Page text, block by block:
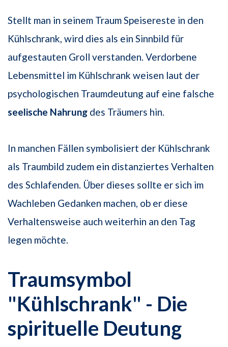
Stellt man in seinem Traum Speisereste in den
Kühlschrank, wird dies als ein Sinnbild für
aufgestauten Groll verstanden. Verdorbene
Lebensmittel im Kühlschrank weisen laut der
psychologischen Traumdeutung auf eine falsche
seelische Nahrung des Träumers hin.
In manchen Fällen symbolisiert der Kühlschrank
als Traumbild zudem ein distanziertes Verhalten
des Schlafenden. Über dieses sollte er sich im
Wachleben Gedanken machen, ob er diese
Verhaltensweise auch weiterhin an den Tag
legen möchte.
Traumsymbol
"Kühlschrank" - Die
spirituelle Deutung